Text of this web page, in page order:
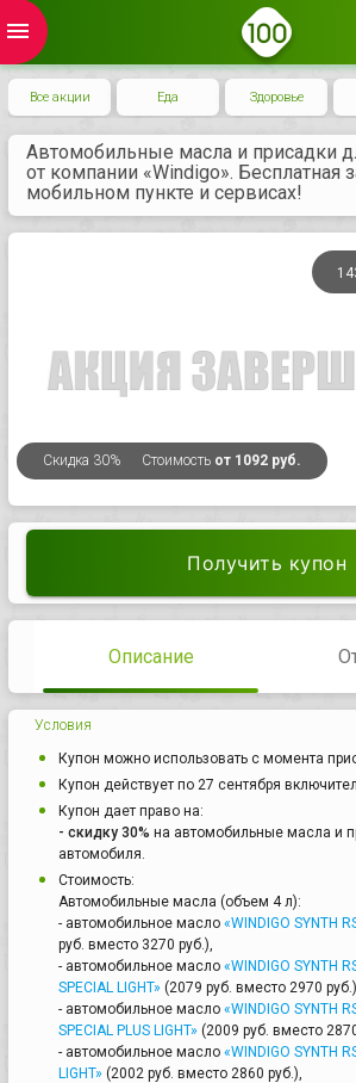
menu
Все акции Еда Здоровье
Автомобильные масла и присадки
от компании «Windigo». Бесплатная
мобильном пункте и сервисах!
Скидка 30% Стоимость от 1092 руб.
Получить купон
Описание
Условия
Купон можно использовать с момента
Купон действует по 27 сентября
Купон дает право на:
- скидку 30% на автомобильные масла и
автомобиля.
Стоимость:
Автомобильные масла (объем 4 л):
- автомобильное масло «WINDIGO SYNTH
руб. вместо 3270 руб.),
- автомобильное масло «WINDIGO SYNTH
SPECIAL LIGHT» (2079 руб. вместо 2970 руб.),
- автомобильное масло «WINDIGO SYNTH
SPECIAL PLUS LIGHT» (2009 руб. вместо
- автомобильное масло «WINDIGO SYNTH
LIGHT» (2002 руб. вместо 2860 руб.),